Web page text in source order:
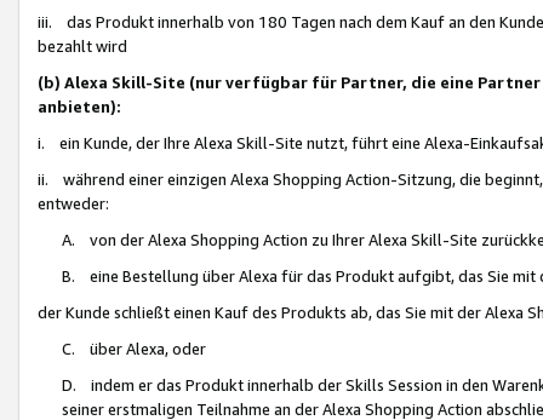
iii. das Produkt innerhalb von 180 Tagen nach dem Kauf an den
bezahlt wird
(b) Alexa Skill-Site (nur verfügbar für Partner, die eine
anbieten):
i. ein Kunde, der Ihre Alexa Skill-Site nutzt, führt eine Alexa-
ii. während einer einzigen Alexa Shopping Action-Sitzung, die
entweder:
A. von der Alexa Shopping Action zu Ihrer Alexa Skill-Site
B. eine Bestellung über Alexa für das Produkt aufgibt, das Sie mit
der Kunde schließt einen Kauf des Produkts ab, das Sie mit der Alexa
C. über Alexa, oder
D. indem er das Produkt innerhalb der Skills Session in den
seiner erstmaligen Teilnahme an der Alexa Shopping Action